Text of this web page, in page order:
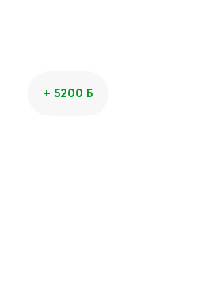
+ 5200 Б